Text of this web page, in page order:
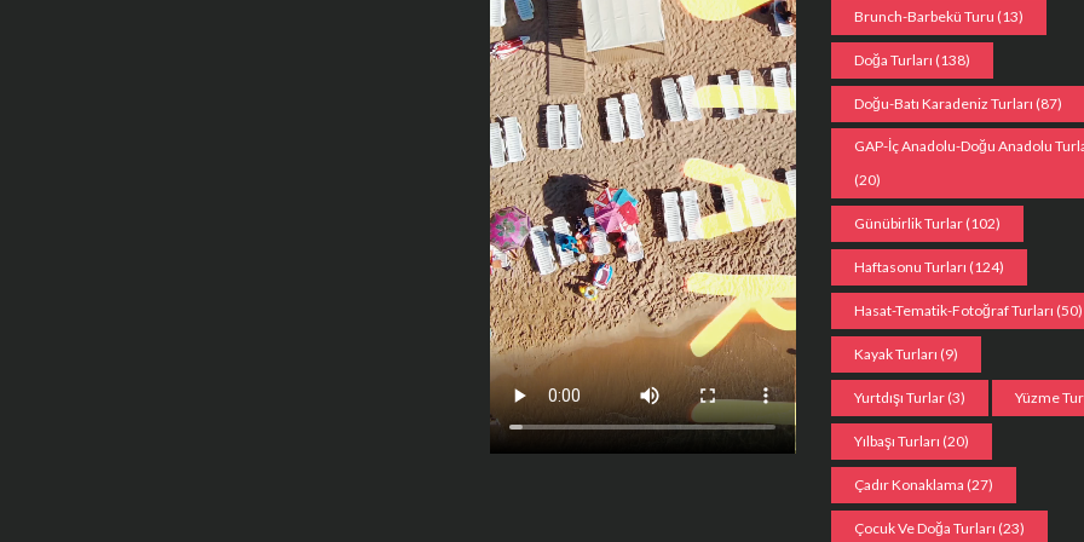
Brunch-Barbekü Turu (13)
Doğa Turları (138)
Doğu-Batı Karadeniz Turları (87)
GAP-İç Anadolu-Doğu Anadolu
(20)
Günübirlik Turlar (102)
Haftasonu Turları (124)
Hasat-Tematik-Fotoğraf Turları (50)
Kayak Turları (9)
Yurtdışı Turlar (3) Yüzme
Yılbaşı Turları (20)
Çadır Konaklama (27)
Çocuk Ve Doğa Turları (23)